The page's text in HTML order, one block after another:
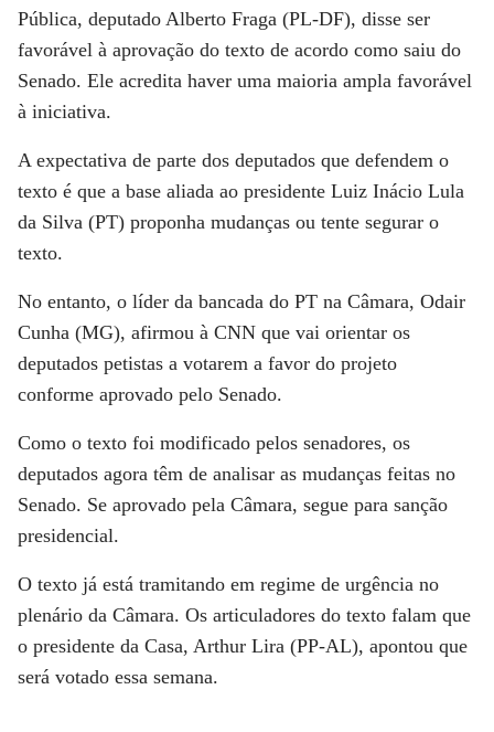
Pública, deputado Alberto Fraga (PL-DF), disse ser
favorável à aprovação do texto de acordo como saiu do
Senado. Ele acredita haver uma maioria ampla favorável
à iniciativa.
A expectativa de parte dos deputados que defendem o
texto é que a base aliada ao presidente Luiz Inácio Lula
da Silva (PT) proponha mudanças ou tente segurar o
texto.
No entanto, o líder da bancada do PT na Câmara, Odair
Cunha (MG), afirmou à CNN que vai orientar os
deputados petistas a votarem a favor do projeto
conforme aprovado pelo Senado.
Como o texto foi modificado pelos senadores, os
deputados agora têm de analisar as mudanças feitas no
Senado. Se aprovado pela Câmara, segue para sanção
presidencial.
O texto já está tramitando em regime de urgência no
plenário da Câmara. Os articuladores do texto falam que
o presidente da Casa, Arthur Lira (PP-AL), apontou que
será votado essa semana.